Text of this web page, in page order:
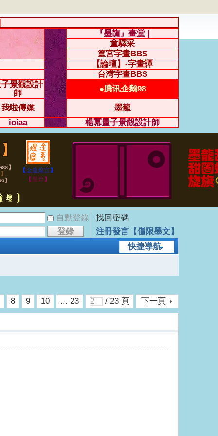
『墨龍』畫堂 |
童驛采
篁宮字畫BBS
【論壇】-字畫譚
台灣字畫BBS
景觀設計
師
●腾讯企鹅98
我啦傳媒
墨龍
ioiaa
楊冪量子景觀設計師
自動登錄
找回密碼
登錄
注冊發言【僅限墨文】
快捷導航
8 9 10 ... 23 / 23 頁 下一頁